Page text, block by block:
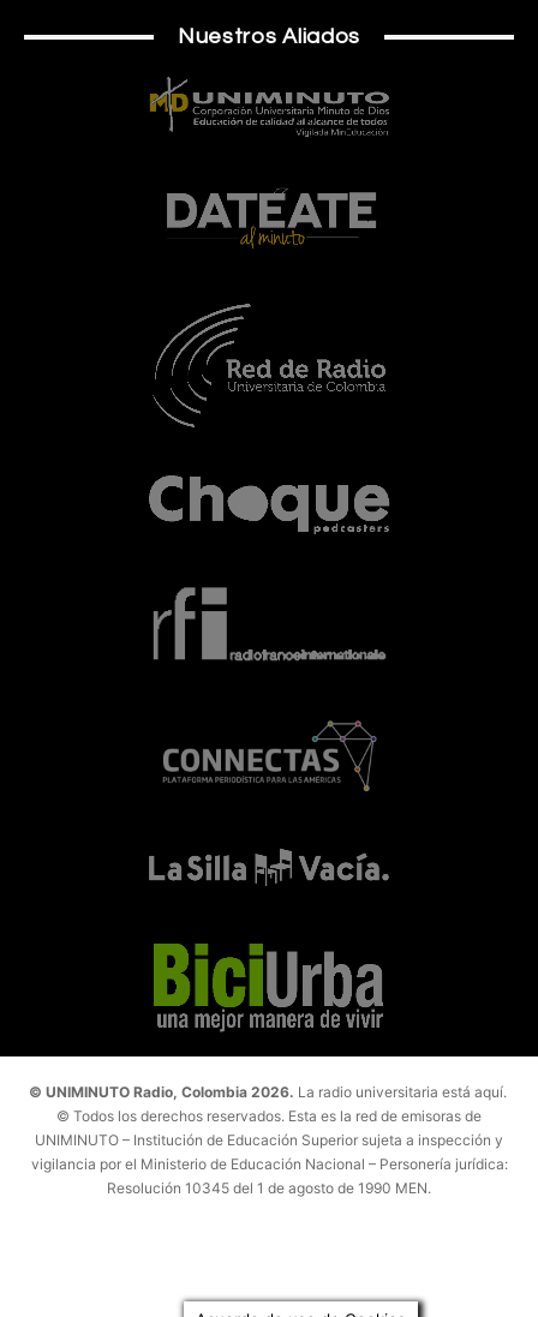
Nuestros Aliados
© UNIMINUTO Radio, Colombia 2026. La radio universitaria está aquí.
© Todos los derechos reservados. Esta es la red de emisoras de
UNIMINUTO – Institución de Educación Superior sujeta a inspección y
vigilancia por el Ministerio de Educación Nacional – Personería jurídica:
Resolución 10345 del 1 de agosto de 1990 MEN.